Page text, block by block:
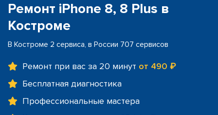
Ремонт iPhone 8, 8 Plus в
Костроме
В Костроме 2 сервиса, в России 707 сервисов
Ремонт при вас за 20 минут от 490 ₽
Бесплатная диагностика
Профессиональные мастера